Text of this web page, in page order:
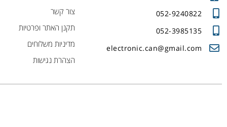
052-9240822
052-3985135
electronic.can@gmail.com
צור קשר
תקנן האתר ופרטיות
מדיניות משלוחים
הצהרת נגישות